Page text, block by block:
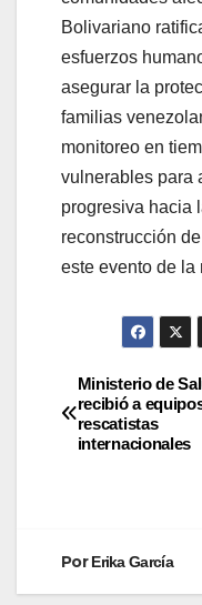
Bolivariano
esfuerzos
asegurar la
familias
monitoreo en
vulnerables para
progresiva hacia
reconstrucción
este evento de la
Ministerio de
recibió a
rescatistas
internacionales
PorErika García